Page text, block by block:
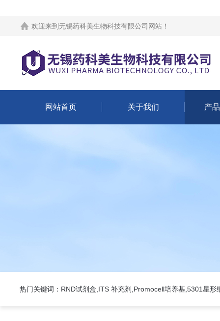
欢迎来到 无锡药科美生物科技有限公司网站 ！
网站首页 关于我们 产
热门关键词：RND试剂盒,ITS 补充剂,Promocell培养基,5301星形